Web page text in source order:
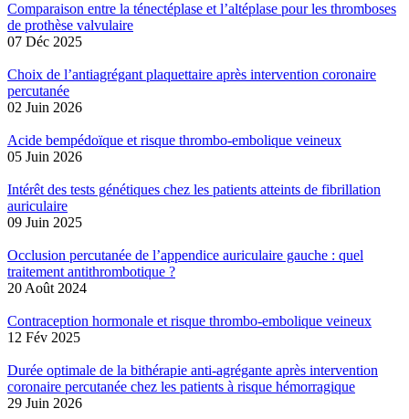
Comparaison entre la ténectéplase et l’altéplase pour les thromboses
de prothèse valvulaire
07 Déc 2025
Choix de l’antiagrégant plaquettaire après intervention coronaire
percutanée
02 Juin 2026
Acide bempédoïque et risque thrombo-embolique veineux
05 Juin 2026
Intérêt des tests génétiques chez les patients atteints de fibrillation
auriculaire
09 Juin 2025
Occlusion percutanée de l’appendice auriculaire gauche : quel
traitement antithrombotique ?
20 Août 2024
Contraception hormonale et risque thrombo-embolique veineux
12 Fév 2025
Durée optimale de la bithérapie anti-agrégante après intervention
coronaire percutanée chez les patients à risque hémorragique
29 Juin 2026